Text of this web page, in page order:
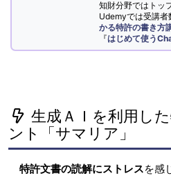
知財分野ではトッ
Udemyでは受講者
かる特許の書き方
『はじめて使う
生成ＡＩを利用し
ント「サマリア」
特許文書の読解にストレスを感